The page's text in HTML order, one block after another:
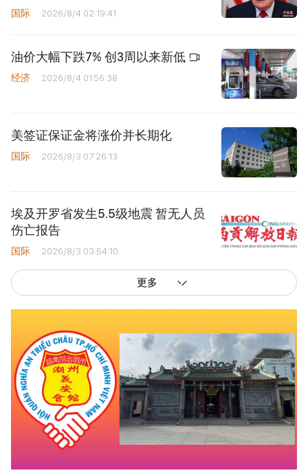
国际 2026/8/4 02:19:41
油价大幅下跌7% 创3周以来新低
经济 2026/8/4 01:56:38
美签证保证金将涨价并长期化
国际 2026/8/3 07:26:13
埃及开罗省发生5.5级地震 暂无人员
伤亡报告
国际 2026/8/3 03:54:10
更多
西贡解放报网版权所有
由越南新闻与传播部所属报刊局于2023年09月06日 签发第26/GP-CBC号许可